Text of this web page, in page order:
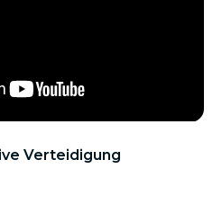
Verteidigung